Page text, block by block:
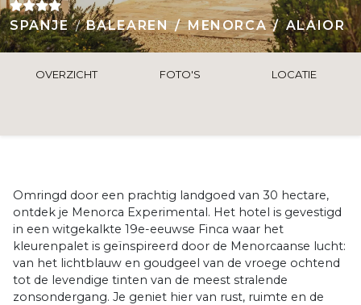
SPANJE BALEAREN MENORCA ALAIOR
OVERZICHT FOTO'S LOCATIE
Omringd door een prachtig landgoed van 30 hectare,
ontdek je Menorca Experimental. Het hotel is gevestigd
in een witgekalkte 19e-eeuwse Finca waar het
kleurenpalet is geïnspireerd door de Menorcaanse lucht:
van het lichtblauw en goudgeel van de vroege ochtend
tot de levendige tinten van de meest stralende
zonsondergang. Je geniet hier van rust, ruimte en de